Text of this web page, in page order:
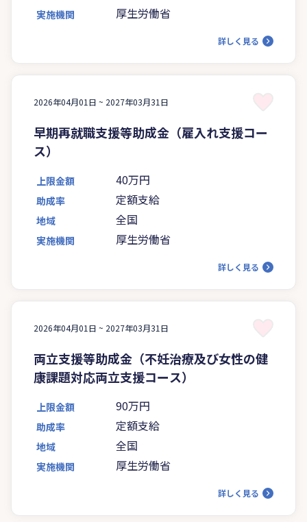
実施機関 厚生労働省
詳しく見る
2026年04月01日 ~ 2027年03月31日
早期再就職支援等助成金（雇入れ支援コー
ス）
上限金額 40万円
助成率 定額支給
地域 全国
実施機関 厚生労働省
詳しく見る
2026年04月01日 ~ 2027年03月31日
両立支援等助成金（不妊治療及び女性の健
康課題対応両立支援コース）
上限金額 90万円
助成率 定額支給
地域 全国
実施機関 厚生労働省
詳しく見る